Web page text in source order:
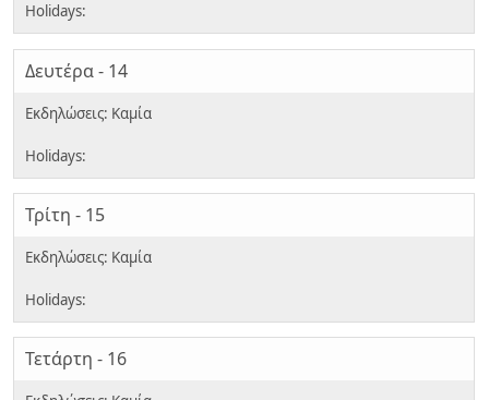
Δευτέρα - 14
Τρίτη - 15
Τετάρτη - 16